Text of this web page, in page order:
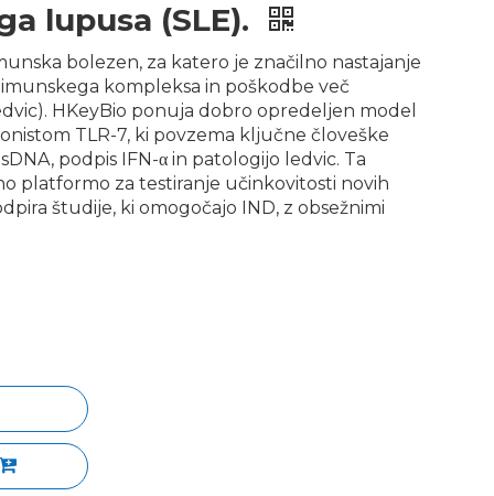
lupusa (SLE).
bolezen, za katero je značilno nastajanje
kompleksa in poškodbe več
HKeyBio ponuja dobro opredeljen model
TLR-7, ki povzema ključne človeške
podpis IFN-α in patologijo ledvic. Ta
platformo za testiranje učinkovitosti novih
študije, ki omogočajo IND, z obsežnimi